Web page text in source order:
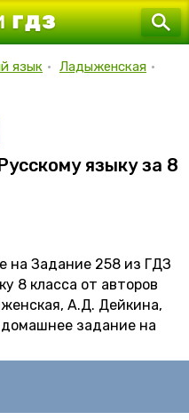
язык • Ладыженская •
языку за 8
на Задание 258 из ГДЗ
8 класса от авторов
А.Д. Дейкина,
задание на